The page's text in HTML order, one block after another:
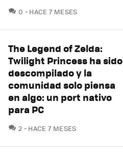
0 COMENTARIOS
HACE 7 MESES
The Legend of Zelda:
Twilight Princess ha sido
descompilado y la
comunidad solo piensa
en algo: un port nativo
para PC
2 COMENTARIOS
HACE 7 MESES